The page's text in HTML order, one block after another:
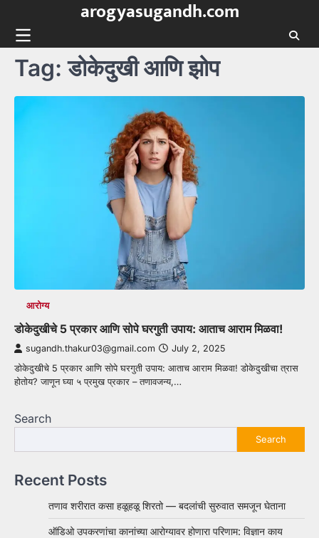
content
arogyasugandh.com
Tag:डोकेदुखी आणि झोप
आरोग्य
डोकेदुखीचे 5 प्रकार आणि सोपे घरगुती उपाय: आताच आराम मिळवा!
sugandh.thakur03@gmail.com July 2, 2025
डोकेदुखीचे 5 प्रकार आणि सोपे घरगुती उपाय: आताच आराम मिळवा! डोकेदुखीचा त्रास
होतोय? जाणून घ्या ५ प्रमुख प्रकार – तणावजन्य,…
Search
Search
Recent Posts
तणाव शरीरात कसा हळूहळू शिरतो — बदलांची सुरुवात समजून घेताना
ऑडिओ उपकरणांचा कानांच्या आरोग्यावर होणारा परिणाम: विज्ञान काय